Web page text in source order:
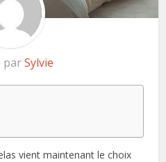
parSylvie
vient maintenant le choix